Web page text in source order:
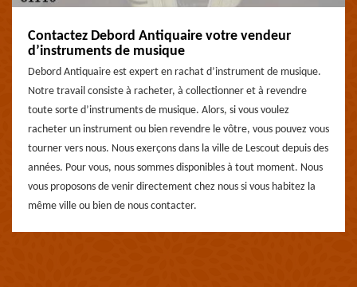
Contactez Debord Antiquaire votre vendeur
d’instruments de musique
Debord Antiquaire est expert en rachat d’instrument de musique.
Notre travail consiste à racheter, à collectionner et à revendre
toute sorte d’instruments de musique. Alors, si vous voulez
racheter un instrument ou bien revendre le vôtre, vous pouvez vous
tourner vers nous. Nous exerçons dans la ville de Lescout depuis des
années. Pour vous, nous sommes disponibles à tout moment. Nous
vous proposons de venir directement chez nous si vous habitez la
même ville ou bien de nous contacter.